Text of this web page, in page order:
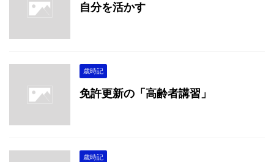
自分を活かす
歳時記
免許更新の「高齢者講習」
歳時記